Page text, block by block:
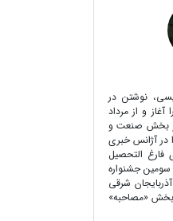
نویسی، نوشتن در
و از مرداد
بخش صنعت و
در آژانس خبری
التحصیل
جشنواره
شرقی
«مصاحبه»